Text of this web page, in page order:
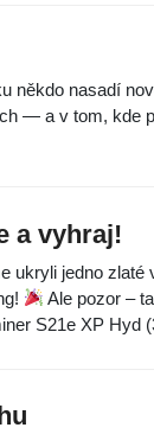
někdo nasadí
— a v tom, kde
a vyhraj!
ukryli jedno zlaté
Ale pozor –
S21e XP Hyd